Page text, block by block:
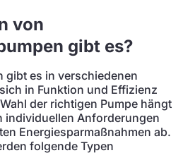
von
gibt es?
gibt es in verschiedenen
in Funktion und Effizienz
der richtigen Pumpe hängt
individuellen Anforderungen
Energiesparmaßnahmen ab.
folgende Typen